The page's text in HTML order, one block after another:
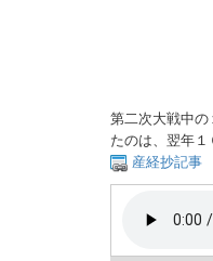
第二次大戦中
たのは、翌年１
産経抄記事